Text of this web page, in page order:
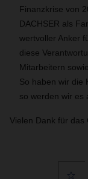
Finanzkrise von
DACHSER als
wertvoller Anker
diese
Mitarbeitern
So haben wir die
so werden wir es
Vielen Dank für das